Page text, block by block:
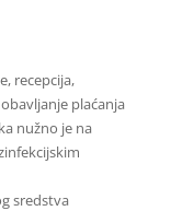
recepcija,
plaćanja
nužno je na
sredstva